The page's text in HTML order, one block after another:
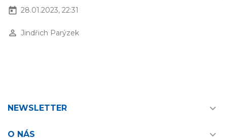
today 28.01.2023, 22:31
perm_identity Jindřich Parýzek
NEWSLETTER 
O NÁS 